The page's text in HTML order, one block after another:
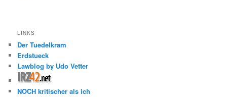
LINKS
Der Tuedelkram
Erdstueck
Lawblog by Udo Vetter
NOCH kritischer als ich